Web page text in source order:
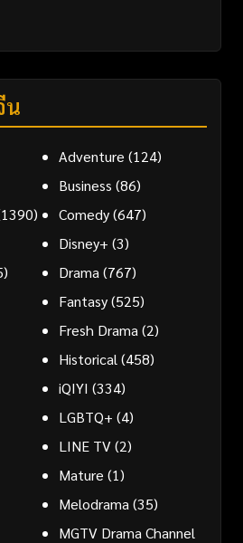
น
Adventure (124)
Business (86)
Comedy(647)
Disney+ (3)
Drama (767)
Fantasy(525)
Fresh Drama (2)
Historical (458)
iQIYI (334)
LGBTQ+ (4)
LINE TV(2)
Mature (1)
Melodrama (35)
MGTV Drama Channel